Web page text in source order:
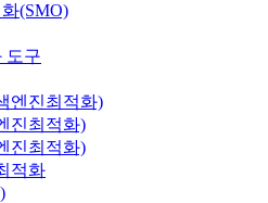
(SMO)
도구
엔진최적화)
진최적화)
진최적화)
적화